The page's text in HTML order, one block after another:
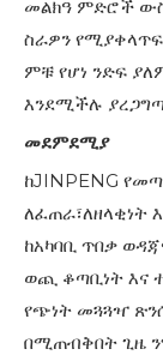
መልክዓ ምድሮች
ስራዎን
ምቹ የሆነ ንድፍ
እንደሚችሉ
መደምደሚያ
ከJINPENG
ለፈጠራ፣ለዘላቂነት
ከአካባቢ ጥበቃ
ወጪ ቆጣቢነት እና
የጭነት መጓጓዣ
በሚጠብቅበት ጊዜ